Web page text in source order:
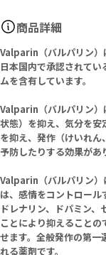
商品詳細
Valparin（バルパリン）
日本国内で承認されて
ムを含有しています。
Valparin（バルパリン）
状態）を抑え、気分を
を抑え、発作（けいれ
予防したりする効果があ
Valparin（バルパリン）
は、感情をコントロー
ドレナリン、ドパミン
ことにより抑えること
せます。全般発作の第一
れる薬剤です。